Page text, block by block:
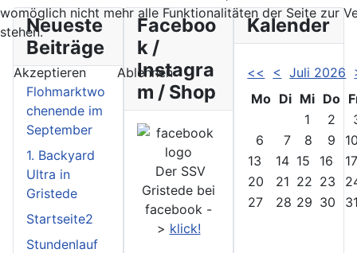
Neueste
Beiträge
Flohmarktwo
chenende im
September
1. Backyard
Ultra in
Gristede
Startseite2
Stundenlauf
Faceboo
k /
Instagra
m / Shop
Der SSV
Gristede bei
facebook -
> klick!
Kalender
<< < Juli 2026
Mo Di Mi Do
1
2
6
7 8 9
13
14 15 16
20
21 22 23
27
28 29 30
womöglich nicht mehr alle Funktionalitäten der Seite zur
stehen.
Akzeptieren Ablehnen